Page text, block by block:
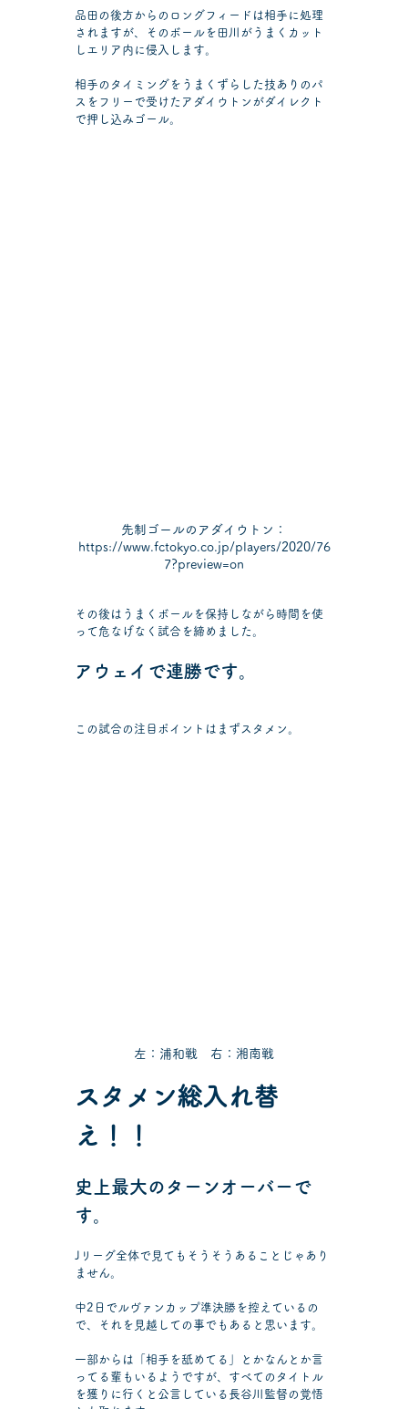
品田の後方からのロングフィードは相手に処理
されますが、そのボールを田川がうまくカット
しエリア内に侵入します。
相手のタイミングをうまくずらした技ありのパ
スをフリーで受けたアダイウトンがダイレクト
で押し込みゴール。
先制ゴールのアダイウトン：
https://www.fctokyo.co.jp/players/2020/76
7?preview=on
その後はうまくボールを保持しながら時間を使
って危なげなく試合を締めました。
アウェイで連勝です。
この試合の注目ポイントはまずスタメン。
左：浦和戦　右：湘南戦
スタメン総入れ替
え！！
史上最大のターンオーバーで
す。
Jリーグ全体で見てもそうそうあることじゃあり
ません。
中2日でルヴァンカップ準決勝を控えているの
で、それを見越しての事でもあると思います。
一部からは「相手を舐めてる」とかなんとか言
ってる輩もいるようですが、すべてのタイトル
を獲りに行くと公言している長谷川監督の覚悟